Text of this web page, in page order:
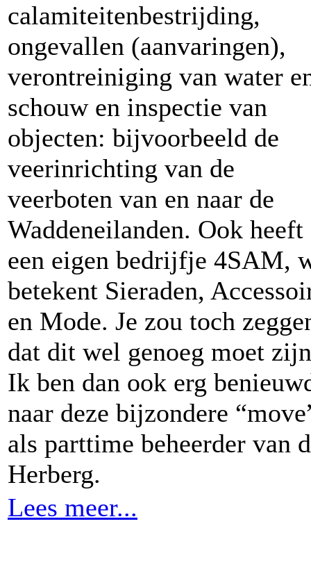
calamiteitenbestrijding,
ongevallen (aanvaringen),
verontreiniging van water
schouw en inspectie van
objecten: bijvoorbeeld de
veerinrichting van de
veerboten van en naar de
Waddeneilanden. Ook heeft
een eigen bedrijfje 4SAM,
betekent Sieraden,
en Mode. Je zou toch
dat dit wel genoeg moet
Ik ben dan ook erg
naar deze bijzondere
als parttime beheerder van
Herberg.
Lees meer...